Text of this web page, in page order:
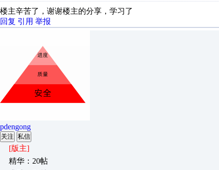
楼主辛苦了，谢谢楼主的分享，学习了
回复 引用 举报
pdengong
关注 私信
[版主]
精华：20帖